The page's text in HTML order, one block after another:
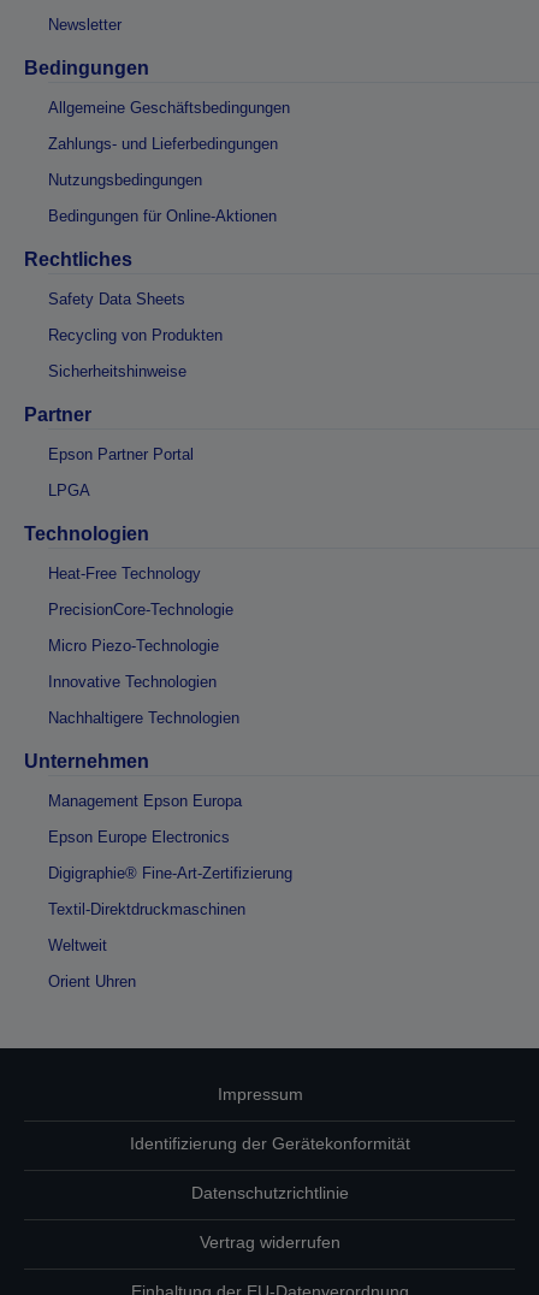
Newsletter
Bedingungen
Allgemeine Geschäftsbedingungen
Zahlungs- und Lieferbedingungen
Nutzungsbedingungen
Bedingungen für Online-Aktionen
Rechtliches
Safety Data Sheets
Recycling von Produkten
Sicherheitshinweise
Partner
Epson Partner Portal
LPGA
Technologien
Heat-Free Technology
PrecisionCore-Technologie
Micro Piezo-Technologie
Innovative Technologien
Nachhaltigere Technologien
Unternehmen
Management Epson Europa
Epson Europe Electronics
Digigraphie® Fine-Art-Zertifizierung
Textil-Direktdruckmaschinen
Weltweit
Orient Uhren
Impressum
Identifizierung der Gerätekonformität
Datenschutzrichtlinie
Vertrag widerrufen